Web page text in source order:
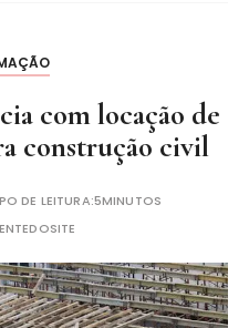
com locação de
construção civil
DE LEITURA:5MINUTOS